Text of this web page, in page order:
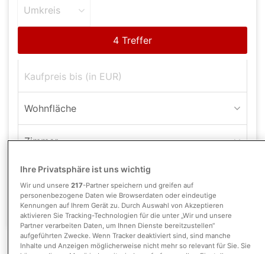
Umkreis
Wohnfläche
Zimmer
Suche anpassen
Objekttyp: Zweifamilienhaus
Ihre Privatsphäre ist uns wichtig
Wir und unsere 217-Partner speichern und greifen auf
personenbezogene Daten wie Browserdaten oder eindeutige
Kennungen auf Ihrem Gerät zu. Durch Auswahl von Akzeptieren
aktivieren Sie Tracking-Technologien für die unter „Wir und unsere
Partner verarbeiten Daten, um Ihnen Dienste bereitzustellen“
aufgeführten Zwecke. Wenn Tracker deaktiviert sind, sind manche
Inhalte und Anzeigen möglicherweise nicht mehr so relevant für Sie. Sie